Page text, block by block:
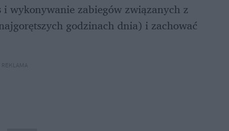
wykonywanie zabiegów związanych z
godzinach dnia) i zachować
REKLAMA